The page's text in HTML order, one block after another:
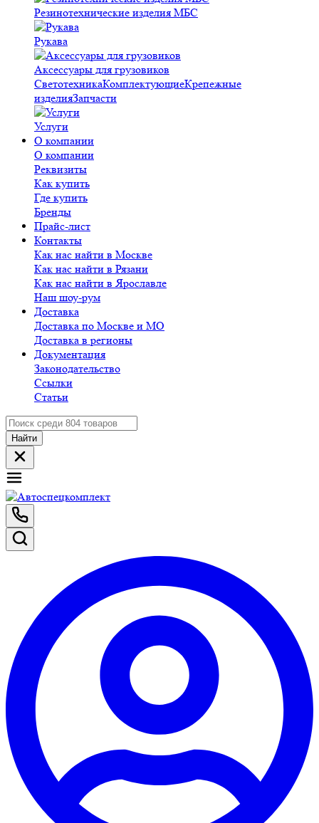
Резинотехнические изделия МБС
Рукава
Аксессуары для грузовиков
СветотехникаКомплектующиеКрепежные
изделияЗапчасти
Услуги
О компании
О компании
Реквизиты
Как купить
Где купить
Бренды
Прайс-лист
Контакты
Как нас найти в Москве
Как нас найти в Рязани
Как нас найти в Ярославле
Наш шоу-рум
Доставка
Доставка по Москве и МО
Доставка в регионы
Документация
Законодательство
Ссылки
Статьи
Найти